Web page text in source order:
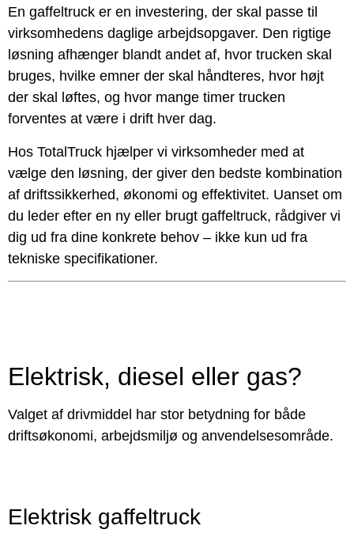
En gaffeltruck er en investering, der skal passe til
virksomhedens daglige arbejdsopgaver. Den rigtige
løsning afhænger blandt andet af, hvor trucken skal
bruges, hvilke emner der skal håndteres, hvor højt
der skal løftes, og hvor mange timer trucken
forventes at være i drift hver dag.
Hos TotalTruck hjælper vi virksomheder med at
vælge den løsning, der giver den bedste kombination
af driftssikkerhed, økonomi og effektivitet. Uanset om
du leder efter en ny eller brugt gaffeltruck, rådgiver vi
dig ud fra dine konkrete behov – ikke kun ud fra
tekniske specifikationer.
Elektrisk, diesel eller gas?
Valget af drivmiddel har stor betydning for både
driftsøkonomi, arbejdsmiljø og anvendelsesområde.
Elektrisk gaffeltruck